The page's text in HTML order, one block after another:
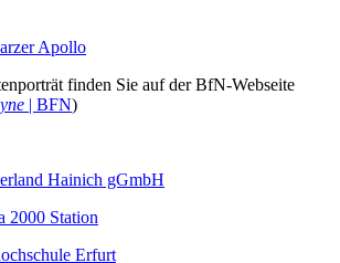
finden Sie auf der BfN-Webseite
| BFN)